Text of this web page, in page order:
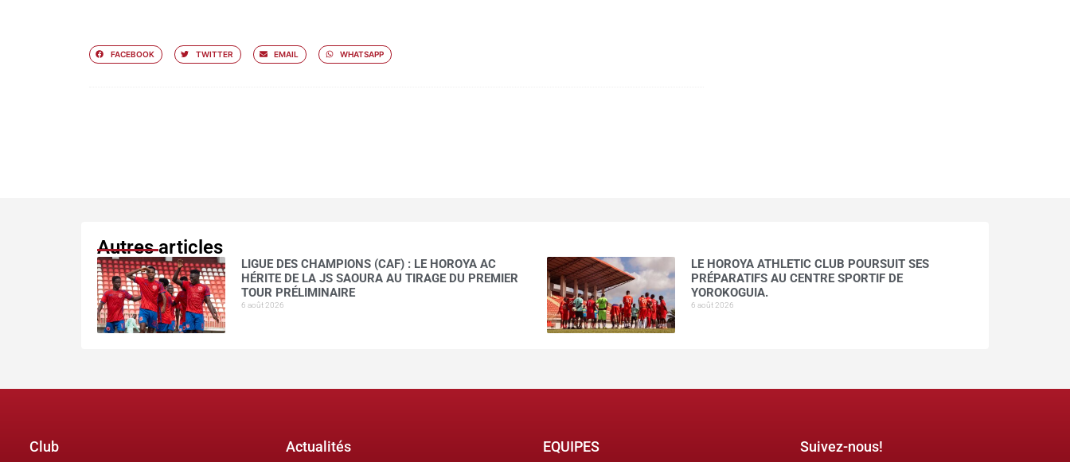
FACEBOOK TWITTER EMAIL WHATSAPP
Autres articles
LIGUE DES CHAMPIONS (CAF) : LE HOROYA AC
HÉRITE DE LA JS SAOURA AU TIRAGE DU PREMIER
TOUR PRÉLIMINAIRE
6 août 2026
LE HOROYA ATHLETIC CLUB POURSUIT SES
PRÉPARATIFS AU CENTRE SPORTIF DE
YOROKOGUIA.
6 août 2026
Club Actualités EQUIPES Suivez-nous!